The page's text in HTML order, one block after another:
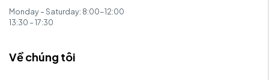
Monday – Saturday: 8:00-12:00
13:30 – 17:30
Về chúng tôi